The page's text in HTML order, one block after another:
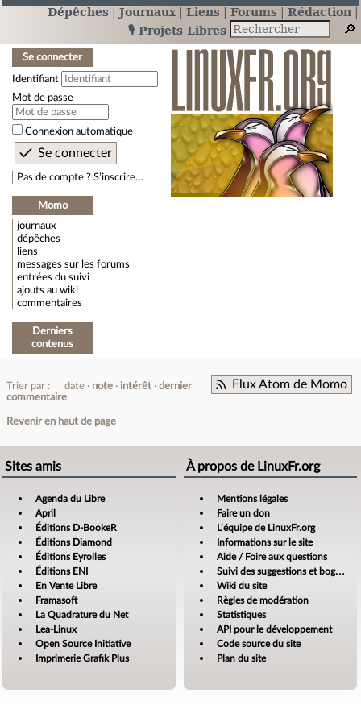
Dépêches Journaux Liens Forums
Rédaction
🎙️ Projets Libres
Se connecter
Identifiant
Mot de passe
Connexion automatique
Pas de compte ? S’inscrire…
Momo
journaux
dépêches
liens
messages sur les forums
entrées du suivi
ajouts au wiki
commentaires
Derniers
contenus
Flux Atom de Momo
Trier par : date note intérêt
dernier
commentaire
Revenir en haut de page
Sites amis
Agenda du Libre
April
Éditions D-BookeR
Éditions Diamond
Éditions Eyrolles
Éditions ENI
En Vente Libre
Framasoft
La Quadrature du Net
Lea-Linux
Open Source Initiative
Imprimerie Grafik Plus
À propos de LinuxFr.org
Mentions légales
Faire un don
L’équipe de LinuxFr.org
Informations sur le site
Aide / Foire aux questions
Suivi des suggestions et bogues
Wiki du site
Règles de modération
Statistiques
API pour le développement
Code source du site
Plan du site